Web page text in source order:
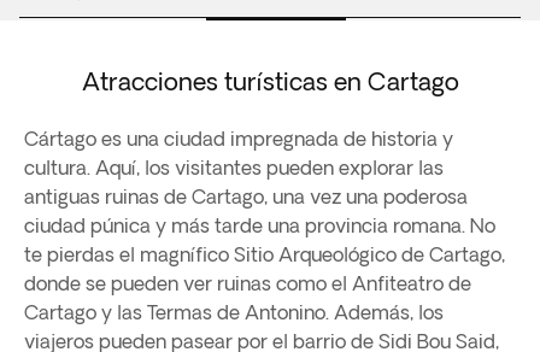
Atracciones turísticas en Cartago
Cártago es una ciudad impregnada de historia y
cultura. Aquí, los visitantes pueden explorar las
antiguas ruinas de Cartago, una vez una poderosa
ciudad púnica y más tarde una provincia romana. No
te pierdas el magnífico Sitio Arqueológico de Cartago,
donde se pueden ver ruinas como el Anfiteatro de
Cartago y las Termas de Antonino. Además, los
viajeros pueden pasear por el barrio de Sidi Bou Said,